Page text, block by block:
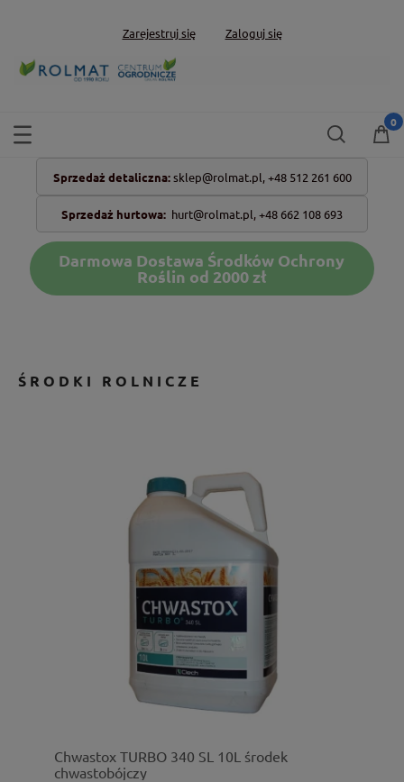
Zarejestruj się Zaloguj się
Sprzedaż detaliczna: sklep@rolmat.pl, +48 512 261 600
Sprzedaż hurtowa: hurt@rolmat.pl,+48 662 108 693
Darmowa Dostawa Środków Ochrony
Roślin od 2000 zł
ŚRODKI ROLNICZE
Chwastox TURBO 340 SL 10L środek
chwastobójczy